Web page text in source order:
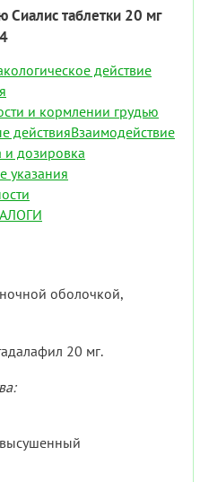
Сиалис таблетки 20 мг
действие
и кормлении грудью
действияВзаимодействие
и дозировка
указания
оболочкой,
20 мг.